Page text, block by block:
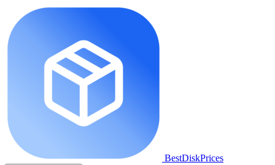
BestDiskPrices